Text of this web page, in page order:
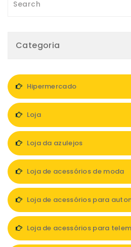
Categoria
Hipermercado
Loja
Loja da azulejos
Loja de acessórios de moda
Loja de acessórios para
Loja de acessórios para